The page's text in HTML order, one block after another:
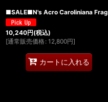
■SALE■N's Acro Caroliniana Frag
10,240円(税込)
[通常販売価格 : 12,800円]
カートに入れる